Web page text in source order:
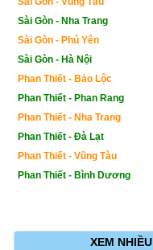
Sài Gòn - Nha Trang
Sài Gòn - Phú Yên
Sài Gòn - Hà Nội
Phan Thiết - Bảo Lộc
Phan Thiết - Phan Rang
Phan Thiết - Nha Trang
Phan Thiết - Đà Lạt
Phan Thiết - Vũng Tàu
Phan Thiết - Bình Dương
XEM NHIỀU